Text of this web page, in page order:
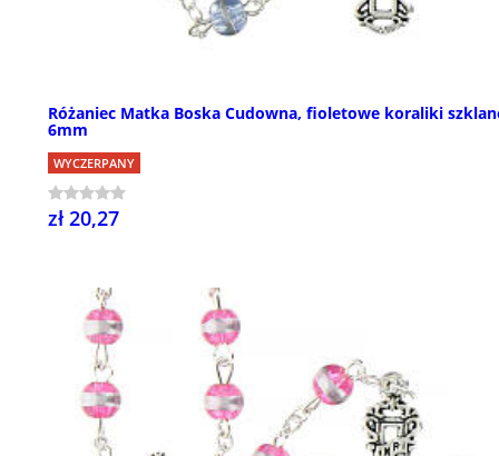
Różaniec Matka Boska Cudowna, fioletowe koraliki
6mm
WYCZERPANY
zł 20,27